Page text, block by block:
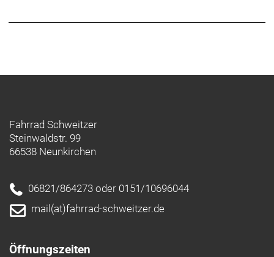
Fahrrad Schweitzer
Steinwaldstr. 99
66538 Neunkirchen
06821/864273 oder 0151/10696044
mail(at)fahrrad-schweitzer.de
Öffnungszeiten